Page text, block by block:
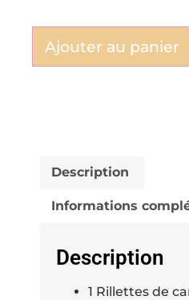
Ajouter au panier
Description
Informations
Description
1 Rillettes de